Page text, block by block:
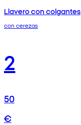
Llavero con colgantes
con cerezas
2
50
€